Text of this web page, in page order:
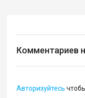
Комментариев
Авторизуйтесь